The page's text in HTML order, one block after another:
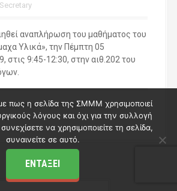
Secretary
αναπλήρωση του μαθήματος του
Υλικά», την Πέμπτη 05
στις 9:45-12:30, στην αιθ.202 του
Προπτυχιακών Σπουδών
πως η σελίδα της ΣΜΜΜ χρησιμοποιεί
λόγους και όχι για την συλλογή
να χρησιμοποιείτε τη σελίδα,
συναινείτε σε αυτό.
ΕΝΤΆΞΕΙ